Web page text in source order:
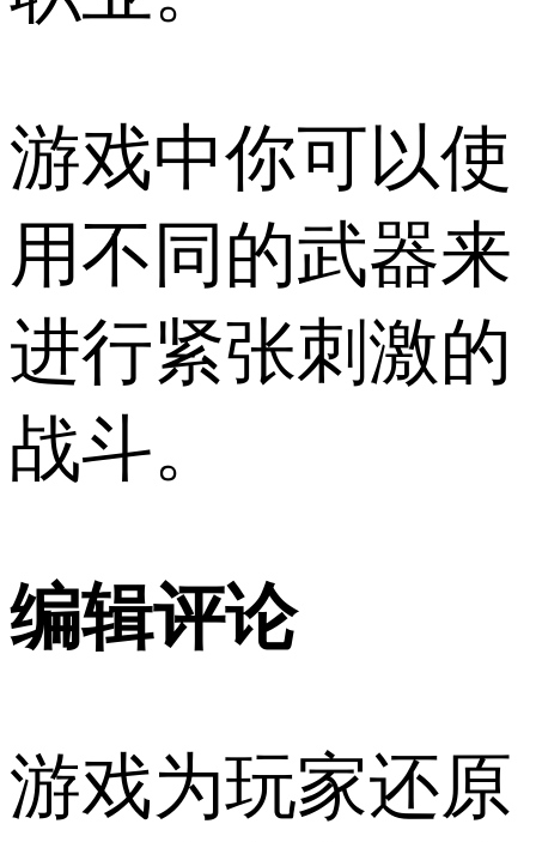
游戏中你可以使
用不同的武器来
进行紧张刺激的
战斗。
编辑评论
游戏为玩家还原